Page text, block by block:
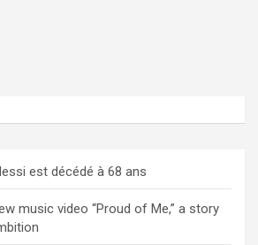
est décédé à 68 ans
music video “Proud of Me,” a story